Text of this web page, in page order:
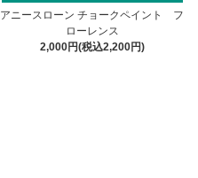
アニースローン チョークペイント フ
ローレンス
2,000円(税込2,200円)